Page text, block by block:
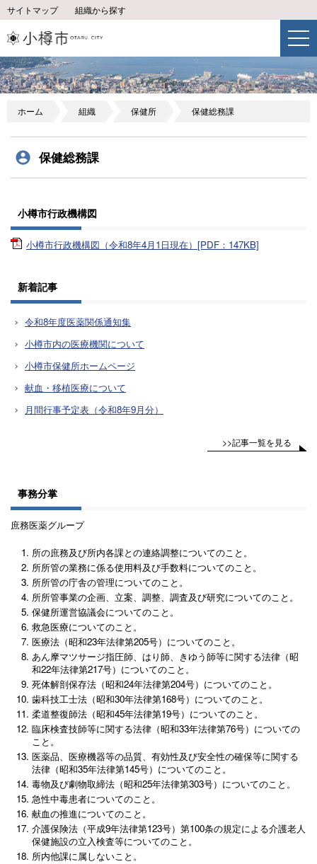
サイトマップ 組織から探す
ホーム 組織 保健所 保健総務課
保健総務課
小樽市行政機構図
小樽市行政機構図（令和8年4月1日現在）[PDF：147KB]
新着記事
令和8年度医薬関係通知集
小樽市内の医療機関について
小樽市保健所ホームページ
献血・移植医療について
月間行事予定表（令和8年9月分）
>>記事一覧を見る
事務分掌
庶務医薬グループ
所の庶務及び所内各課との連絡調整についてのこと。
所所管の業務に係る使用料及び手数料についてのこと。
所所管の庁舎の管理についてのこと。
所所管事業の企画、立案、調整、調査及び研究についてのこと。
保健所運営協議会についてのこと。
救急医療についてのこと。
医療法（昭和23年法律第205号）についてのこと。
あん摩マツサージ指圧師、はり師、きゆう師等に関する法律（昭
和22年法律第217号）についてのこと。
死体解剖保存法（昭和24年法律第204号）についてのこと。
歯科技工士法（昭和30年法律第168号）についてのこと。
柔道整復師法（昭和45年法律第19号）についてのこと。
臨床検査技師等に関する法律（昭和33年法律第76号）についての
こと。
医薬品、医療機器等の品質、有効性及び安全性の確保等に関する
法律（昭和35年法律第145号）についてのこと。
毒物及び劇物取締法（昭和25年法律第303号）についてのこと。
急性中毒患者についてのこと。
献血の推進についてのこと。
介護保険法（平成9年法律第123号）第100条の規定による介護老人
保健施設の立入検査等についてのこと。
所内他課に属しないこと。